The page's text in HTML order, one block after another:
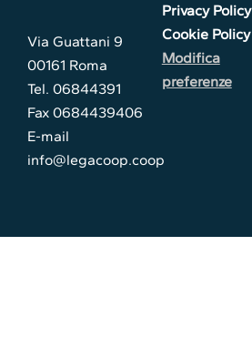
Via Guattani 9
00161 Roma
Tel. 06844391
Fax 0684439406
E-mail
info@legacoop.coop
Privacy Policy
Cookie Policy
Modifica
preferenze